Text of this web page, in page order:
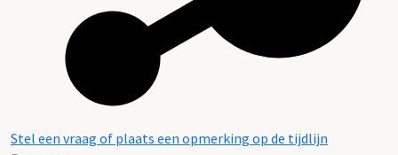
Stel een vraag of plaats een opmerking op de tijdlijn